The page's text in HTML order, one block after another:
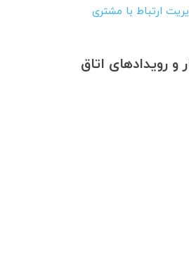
ارتباط با مشتری
و رویدادهای اتاق